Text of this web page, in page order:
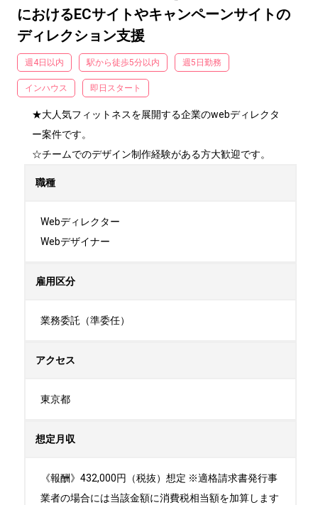
におけるECサイトやキャンペーンサイトの
ディレクション支援
週4日以内 駅から徒歩5分以内 週5日勤務
インハウス 即日スタート
★大人気フィットネスを展開する企業のwebディレクタ
ー案件です。
☆チームでのデザイン制作経験がある方大歓迎です。
職種
Webディレクター
Webデザイナー
雇用区分
業務委託（準委任）
アクセス
東京都
想定月収
《報酬》432,000円（税抜）想定 ※適格請求書発行事
業者の場合には当該金額に消費税相当額を加算します